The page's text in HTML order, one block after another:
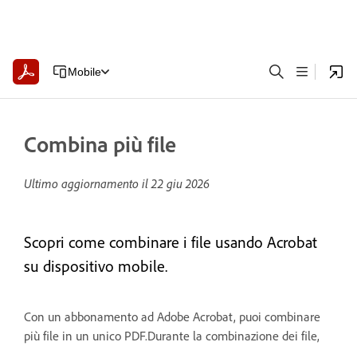
Mobile
Combina più file
Ultimo aggiornamento il22 giu 2026
Scopri come combinare i file usando Acrobat
su dispositivo mobile.
Con un abbonamento ad Adobe Acrobat, puoi combinare
più file in un unico PDF.Durante la combinazione dei file,